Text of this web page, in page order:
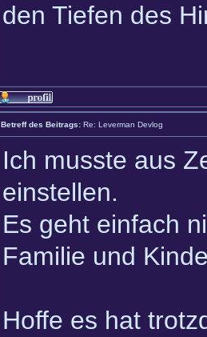
den Tiefen des
Betreff des Beitrags: Re: Leverman Devlog
Ich musste aus
einstellen.
Es geht einfach
Familie und
Hoffe es hat